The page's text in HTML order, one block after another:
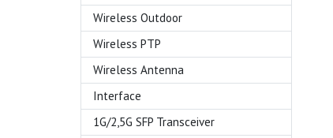
Wireless Outdoor
Wireless PTP
Wireless Antenna
Interface
1G/2,5G SFP Transceiver